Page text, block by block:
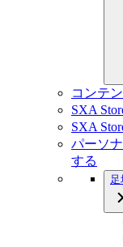
コンテ
SXA
SXA
パーソ
する
足